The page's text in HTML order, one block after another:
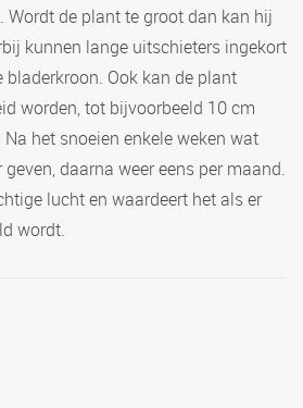
Wordt de plant te groot dan kan hij
kunnen lange uitschieters ingekort
Ook kan de plant
worden, tot bijvoorbeeld 10 cm
het snoeien enkele weken wat
daarna weer eens per maand.
lucht en waardeert het als er
wordt.